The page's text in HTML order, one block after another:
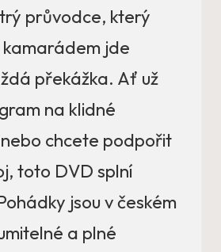
průvodce, který
kamarádem jde
překážka. Ať už
na klidné
chcete podpořit
toto DVD splní
jsou v českém
a plné